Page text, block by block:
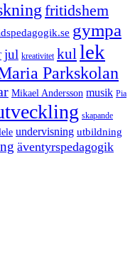
fritidshem
gympa
jul kreativitet kul lek
Parkskolan
Mikael Andersson musik Pia
skapande
undervisning utbildning
äventyrspedagogik